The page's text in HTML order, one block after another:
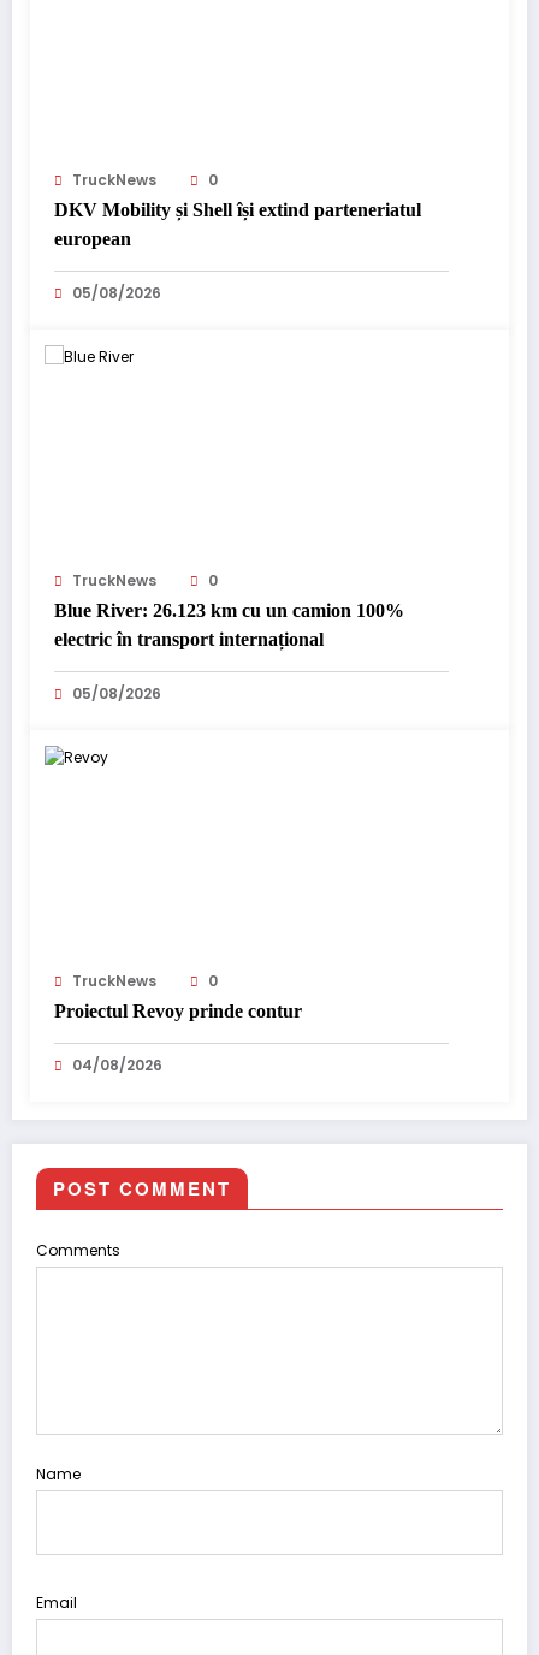
TruckNews
0
DKV Mobility și Shell își extind parteneriatul
european
05/08/2026
TruckNews
0
Blue River: 26.123 km cu un camion 100%
electric în transport internațional
05/08/2026
TruckNews
0
Proiectul Revoy prinde contur
04/08/2026
POST COMMENT
Comments
Name
Email